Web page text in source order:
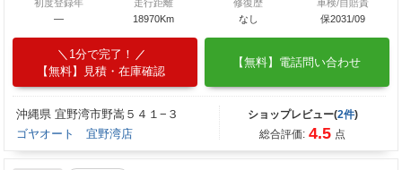
初度登録年
―
走行距離
18970Km
修復歴
なし
車検/自賠責
保2031/09
1分で完了！
【無料】見積・在庫確認
【無料】電話問い合わせ
沖縄県 宜野湾市野嵩５４１−３
ゴヤオート 宜野湾店
ショップレビュー(2件)
総合評価: 4.5 点